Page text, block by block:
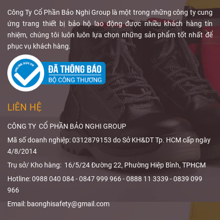
sản phẩm.
chất lượng
chẩn đoán.
Qua bài viết,
Bảo Nghi
Safety
bạn hiểu rõ
ALARA trong
X-quang
cách
bức xạ
quả.
pháp bảo vệ cá
nhân bổ sung,
không thể thay
thế hệ thống
che chắn cố
định.
Công Ty Cổ Phần Bảo Nghi Group là một trong những công ty cung
ứng trang thiết bị bảo hộ lao động được nhiều khách hàng tín
nhiệm, chúng tôi luôn luôn lựa chọn những sản phẩm tốt nhất để
phục vụ khách hàng.
LIÊN HỆ
CÔNG TY CỔ PHẦN BẢO NGHI GROUP
Mã số doanh nghiệp: 0312879153 do Sở KH&DT Tp. HCM cấp ngày
4/8/2014
Trụ sở/ Kho hàng: 16/5/24 Đường 22, Phường Hiệp Bình, TPHCM
Hotline: 0988 040 084 - 0847 999 966 - 0888 11 3339 - 0839 099
966
Email: baonghisafety@gmail.com